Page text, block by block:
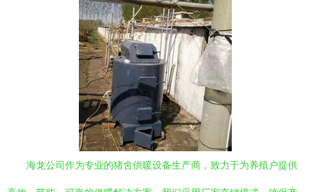
海龙公司作为专业的猪舍供暖设备生产商，致力于为养殖户提供